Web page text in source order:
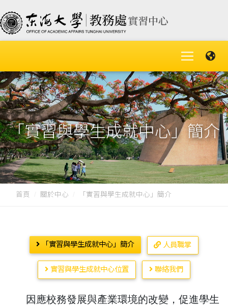
「實習與學生成就中心」簡介
首頁 關於中心 「實習與學生成就中心」簡介
「實習與學生成就中心」簡介 人員職掌
實習與學生成就中心位置 聯絡我們
因應校務發展與產業環境的改變，促進學生